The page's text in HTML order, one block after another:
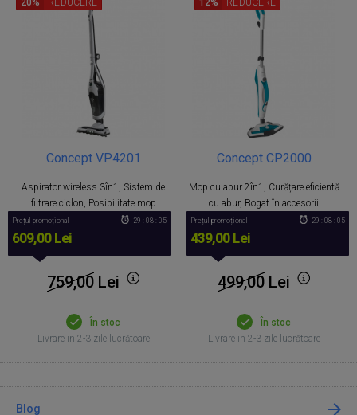
Concept VP4201
Aspirator wireless 3în1, Sistem de
filtrare ciclon, Posibilitate mop
Prețul promoțional
609,00 Lei
29 : 08 : 05
759,00Lei
În stoc
Livrare in 2-3 zile lucrătoare
Concept CP2000
Mop cu abur 2în1, Curățare eficientă
cu abur, Bogat în accesorii
Prețul promoțional
439,00 Lei
29 : 08 : 05
499,00Lei
În stoc
Livrare in 2-3 zile lucrătoare
Blog